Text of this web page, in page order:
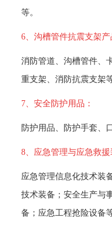
等。
6、沟槽管件抗震支架产
消防管道、沟槽管件、
重支架、消防抗震支架等
7、安全防护用品：
防护用品、防护手套、
8、应急管理与应急救援
应急管理信息化技术装
技术装备；安全生产与
备；应急工程抢险设备等